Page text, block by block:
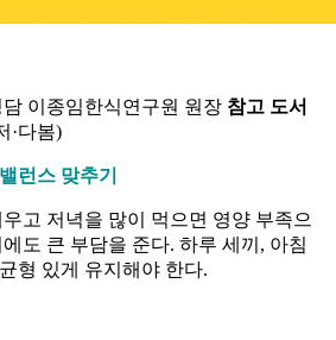
이종임한식연구원 원장 참고 도서
·다봄)
런스 맞추기
고 저녁을 많이 먹으면 영양 부족으
도 큰 부담을 준다. 하루 세끼, 아침
형 있게 유지해야 한다.